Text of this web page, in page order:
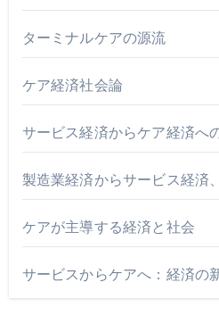
ターミナルケアの源流
ケア経済社会論
サービス経済からケア経済へ
製造業経済からサービス経済
ケアが主導する経済と社会
サービスからケアへ：経済の